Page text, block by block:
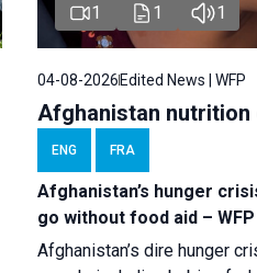
1 1 1
04-08-2026Edited News | WFP
Afghanistan nutrition
ENG FRA
Afghanistan’s hunger
go without food aid –
Afghanistan’s dire hunger